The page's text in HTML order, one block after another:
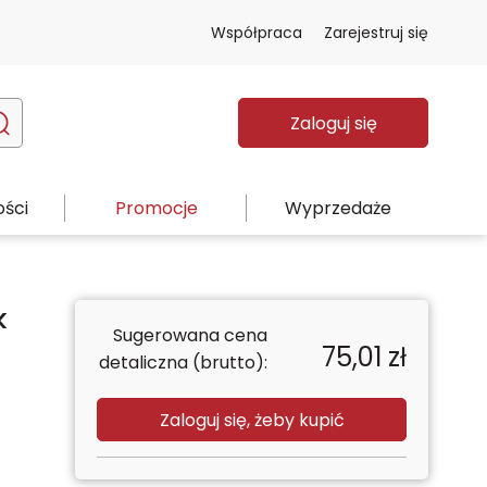
Współpraca Zarejestruj się
Zaloguj się
Promocje Wyprzedaże
Sugerowana cena
detaliczna (brutto):
75,01 zł
Zaloguj się, żeby kupić